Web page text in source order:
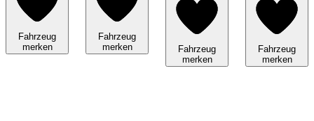
Fahrzeug
merken
Fahrzeug
merken
Fahrzeug
merken
Fahrzeug
merken